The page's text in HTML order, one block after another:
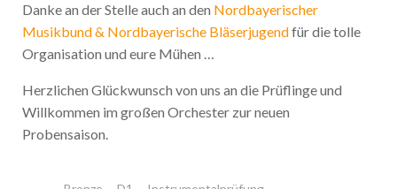
Danke an der Stelle auch an den Nordbayerischer
Musikbund & Nordbayerische Bläserjugendfür die tolle
Organisation und eure Mühen …
Herzlichen Glückwunsch von uns an die Prüflinge und
Willkommen im großen Orchester zur neuen
Probensaison.